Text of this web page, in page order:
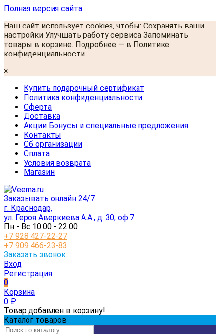
Полная версия сайта
Наш сайт использует cookies, чтобы: Сохранять ваши
настройки Улучшать работу сервиса Запоминать
товары в корзине. Подробнее — в Политике
конфиденциальности.
×
Купить подарочный сертификат
Политика конфиденциальности
Оферта
Доставка
Акции Бонусы и специальные предложения
Контакты
Об организации
Оплата
Условия возврата
Магазин
Заказывать онлайн 24/7
г. Краснодар,
ул. Героя Аверкиева А.А., д. 30, оф.7
Пн - Вс 10:00 - 22:00
+7 928 427-22-27
+7 909 466-23-83
Заказать звонок
Вход
Регистрация
0
Корзина
0 ₽
Товар добавлен в корзину!
Каталог товаров